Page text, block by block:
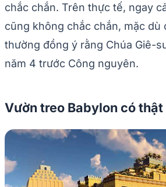
chắc chắn. Trên thực tế, ngay
cũng không chắc chắn, mặc dù
thường đồng ý rằng Chúa Giê-
năm 4 trước Công nguyên.
Vườn treo Babylon có thật